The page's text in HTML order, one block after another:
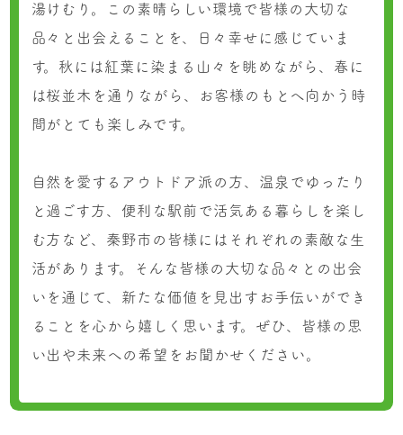
湯けむり。この素晴らしい環境で皆様の大切な
品々と出会えることを、日々幸せに感じていま
す。秋には紅葉に染まる山々を眺めながら、春に
は桜並木を通りながら、お客様のもとへ向かう時
間がとても楽しみです。
自然を愛するアウトドア派の方、温泉でゆったり
と過ごす方、便利な駅前で活気ある暮らしを楽し
む方など、秦野市の皆様にはそれぞれの素敵な生
活があります。そんな皆様の大切な品々との出会
いを通じて、新たな価値を見出すお手伝いができ
ることを心から嬉しく思います。ぜひ、皆様の思
い出や未来への希望をお聞かせください。